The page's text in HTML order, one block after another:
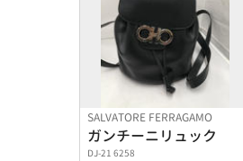
SALVATORE FERRAGAMO
ガンチーニリュック
DJ-21 6258